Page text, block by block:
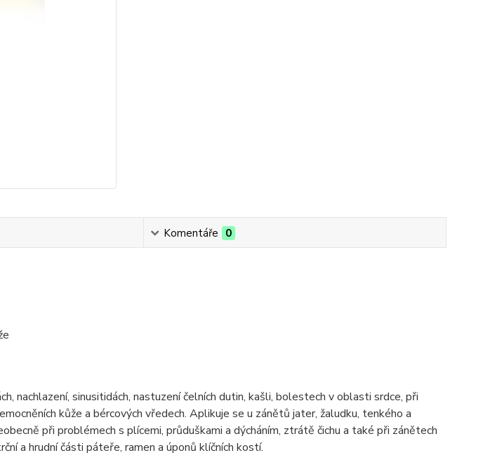
Komentáře 0
nachlazení, sinusitidách, nastuzení čelních dutin, kašli, bolestech v oblasti srdce, při
kůže a bércových vředech. Aplikuje se u zánětů jater, žaludku, tenkého a
při problémech s plícemi, průduškami a dýcháním, ztrátě čichu a také při zánětech
a hrudní části páteře, ramen a úponů klíčních kostí.